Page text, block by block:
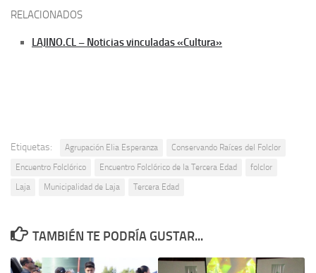
RELACIONADOS
LAJINO.CL – Noticias vinculadas «Cultura»
Etiquetas: Agrupación Elia Esperanza
Conservando Raíces del Folclor
Encuentro Folclórico
Encuentro Folclórico de la Tercera Edad
folclor
Laja
Municipalidad de Laja Tercera Edad
TAMBIÉN TE PODRÍA GUSTAR...